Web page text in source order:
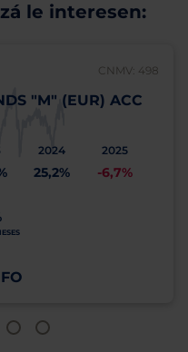
le interesen:
CNMV: 498
"M" (EUR) ACC
2024
25,2%
2025
-6,7%